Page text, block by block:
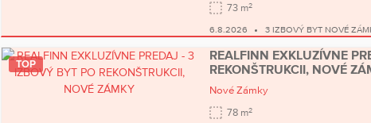
73 m2
6.8.2026 3 IZBOVÝ BYT NOVÉ
TOP
REALFINN EXKLUZÍVNE
REKONŠTRUKCII, NOVÉ
Nové Zámky
78 m2